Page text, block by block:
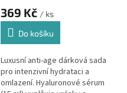
369 Kč / ks
Do košíku
Luxusní anti-age dárková sada
pro intenzivní hydrataci a
omlazení. Hyaluronové sérum